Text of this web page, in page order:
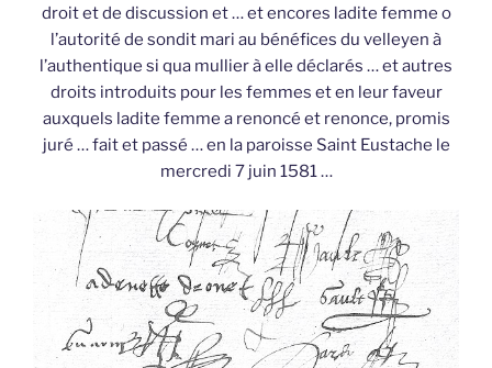
droit et de discussion et … et encores ladite femme o
l’autorité de sondit mari au bénéfices du velleyen à
l’authentique si qua mullier à elle déclarés … et autres
droits introduits pour les femmes et en leur faveur
auxquels ladite femme a renoncé et renonce, promis
juré … fait et passé … en la paroisse Saint Eustache le
mercredi 7 juin 1581 …